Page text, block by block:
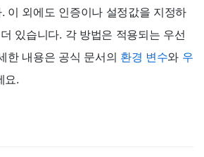
이 외에도 인증이나 설정값을 지정하
있습니다. 각 방법은 적용되는 우선
한 내용은 공식 문서의 환경 변수와 우
요.